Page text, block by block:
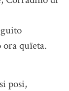
ora quïeta.
posi,